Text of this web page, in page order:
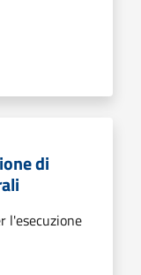
di
l'esecuzione